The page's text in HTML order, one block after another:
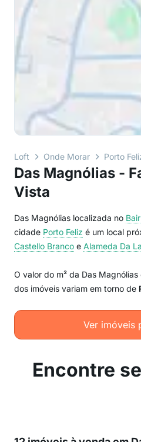
Loft Onde Morar Porto
Das Magnólias -
Vista
Das Magnólias localizada no
cidade Porto Feliz é um local
Castello Branco e Alameda Da
O valor do m² da Das Magnólias
dos imóveis variam em torno de
Ver imóveis
Encontre